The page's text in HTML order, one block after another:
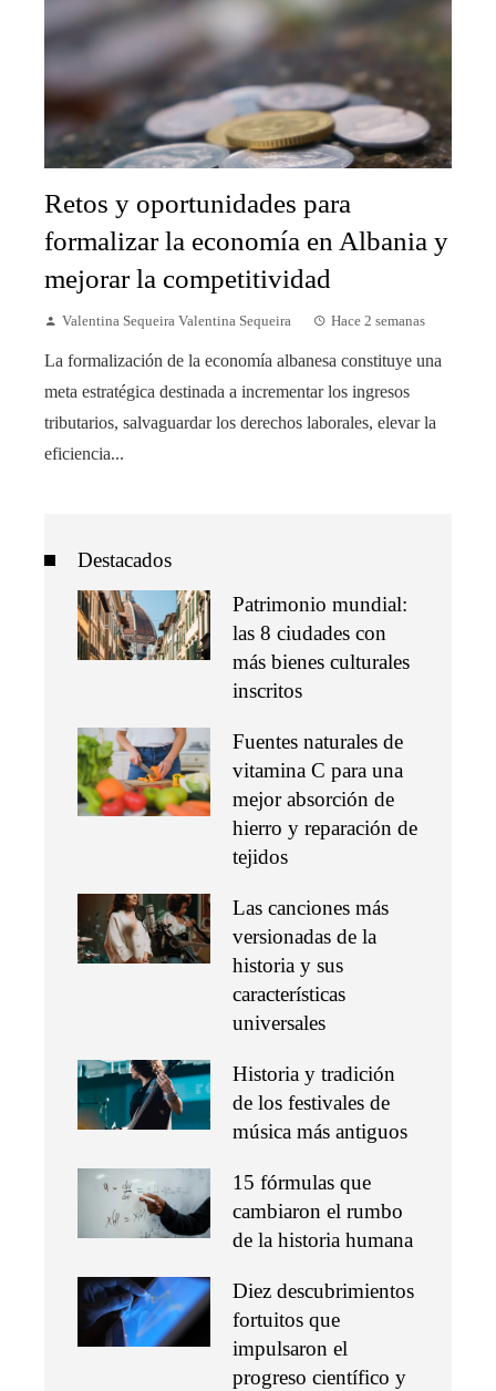
Retos y oportunidades para
formalizar la economía en Albania y
mejorar la competitividad
Valentina Sequeira Valentina Sequeira Hace 2 semanas
La formalización de la economía albanesa constituye una
meta estratégica destinada a incrementar los ingresos
tributarios, salvaguardar los derechos laborales, elevar la
eficiencia...
Destacados
Patrimonio mundial:
las 8 ciudades con
más bienes culturales
inscritos
Fuentes naturales de
vitamina C para una
mejor absorción de
hierro y reparación de
tejidos
Las canciones más
versionadas de la
historia y sus
características
universales
Historia y tradición
de los festivales de
música más antiguos
15 fórmulas que
cambiaron el rumbo
de la historia humana
Diez descubrimientos
fortuitos que
impulsaron el
progreso científico y